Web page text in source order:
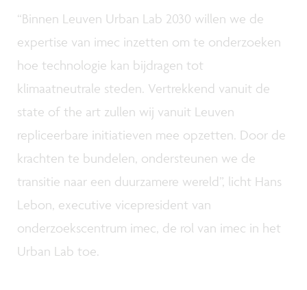
“Binnen Leuven Urban Lab 2030 willen we de
expertise van imec inzetten om te onderzoeken
hoe technologie kan bijdragen tot
klimaatneutrale steden. Vertrekkend vanuit de
state of the art zullen wij vanuit Leuven
repliceerbare initiatieven mee opzetten. Door de
krachten te bundelen, ondersteunen we de
transitie naar een duurzamere wereld”, licht Hans
Lebon, executive vicepresident van
onderzoekscentrum imec, de rol van imec in het
Urban Lab toe.